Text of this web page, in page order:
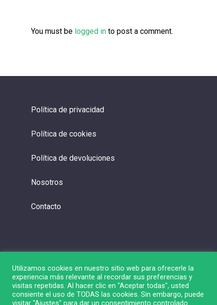
You must be logged in to post a comment.
Política de privacidad
Política de cookies
Política de devoluciones
Nosotros
Contacto
Utilizamos cookies en nuestro sitio web para ofrecerle la
experiencia más relevante al recordar sus preferencias y
visitas repetidas. Al hacer clic en "Aceptar todas", usted
consiente el uso de TODAS las cookies. Sin embargo, puede
visitar "Ajustes" para dar un consentimiento controlado.